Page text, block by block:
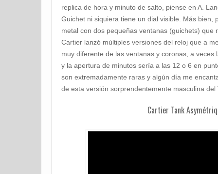
replica de hora y minuto de salto, piense en A.
Guichet ni siquiera tiene un dial visible. Más bien,
metal con dos pequeñas ventanas (guichets) que
Cartier lanzó múltiples versiones del reloj que a
muy diferente de las ventanas y coronas, a
y la apertura de minutos sería a las 12 o 6 en
son extremadamente raras y algún día me
de esta versión sorprendentemente masculina del
Cartier Tank